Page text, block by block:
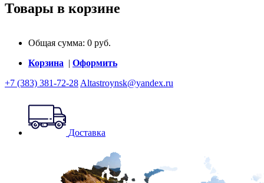
Товары в корзине
Общая сумма: 0 руб.
Корзина | Оформить
+7 (383) 381-72-28 Altastroynsk@yandex.ru
Доставка